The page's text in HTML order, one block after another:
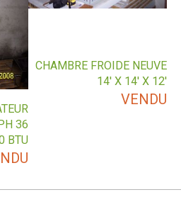
CHAMBRE FROIDE NEUVE
14′ X 14′ X 12′
VENDU
36
BTU